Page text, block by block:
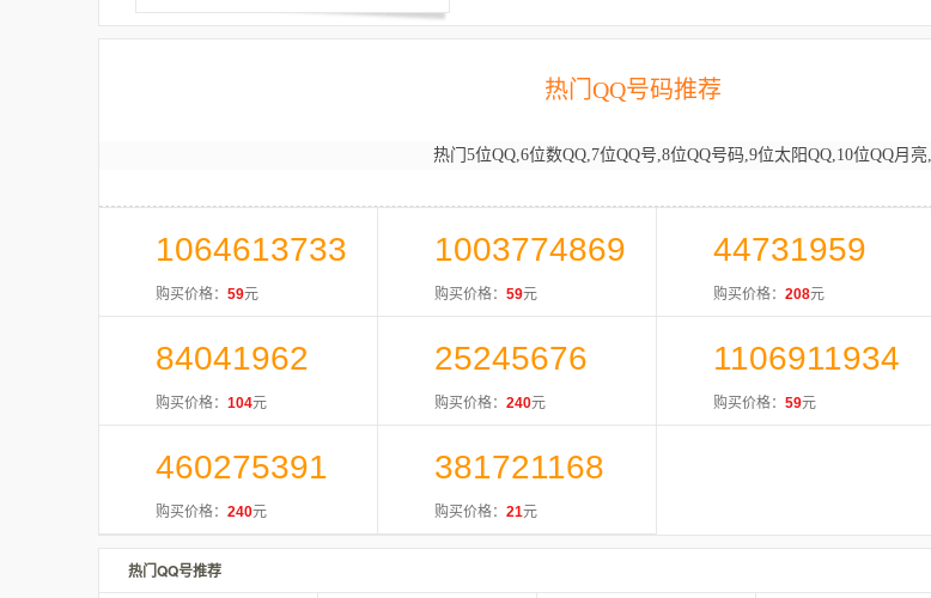
热门QQ号码推荐
热门5位QQ,6位数QQ,7位QQ号,8位QQ号码,9位太阳QQ,10位QQ月
1064613733
购买价格： 59元
1003774869
购买价格： 59元
44731959
购买价格： 208元
84041962
购买价格： 104元
25245676
购买价格： 240元
1106911934
购买价格： 59元
460275391
购买价格： 240元
381721168
购买价格： 21元
热门QQ号推荐